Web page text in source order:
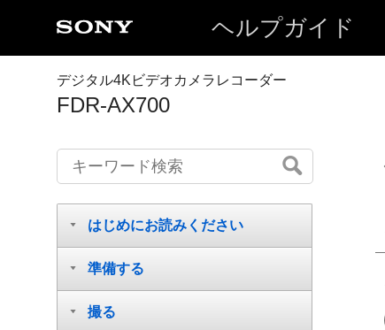
ヘルプガイド
デジタル4Kビデオカメラレコーダー
FDR-AX700
はじめにお読みください
準備する
撮る